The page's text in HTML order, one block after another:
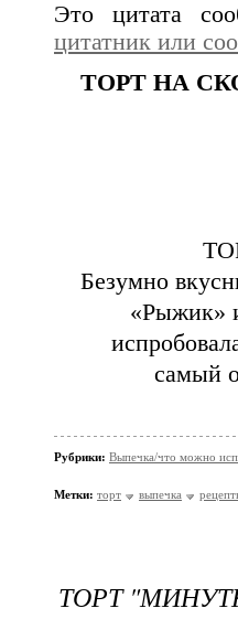
Это цитата
цитатник или
ТОРТ НА
Безумно
«Рыжик»
самый
Рубрики: Выпечка/что можно
Метки: торт выпечка
ТОРТ